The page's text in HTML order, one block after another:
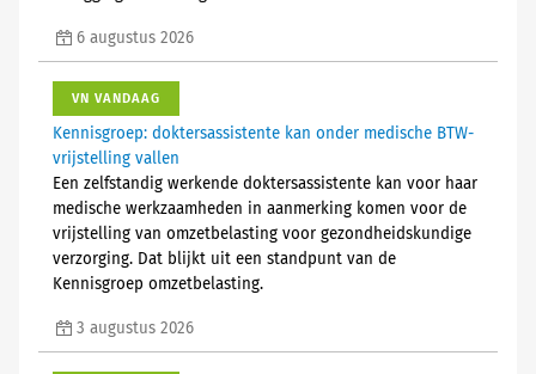
6 augustus 2026
VN VANDAAG
Kennisgroep: doktersassistente kan onder medische BTW-
vrijstelling vallen
Een zelfstandig werkende doktersassistente kan voor haar
medische werkzaamheden in aanmerking komen voor de
vrijstelling van omzetbelasting voor gezondheidskundige
verzorging. Dat blijkt uit een standpunt van de
Kennisgroep omzetbelasting.
3 augustus 2026